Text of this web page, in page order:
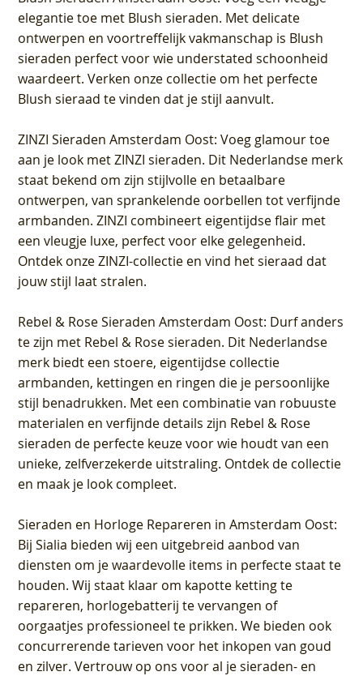
elegantie toe met Blush sieraden. Met delicate
ontwerpen en voortreffelijk vakmanschap is Blush
sieraden perfect voor wie understated schoonheid
waardeert. Verken onze collectie om het perfecte
Blush sieraad te vinden dat je stijl aanvult.
ZINZI Sieraden Amsterdam Oost: Voeg glamour toe
aan je look met ZINZI sieraden. Dit Nederlandse merk
staat bekend om zijn stijlvolle en betaalbare
ontwerpen, van sprankelende oorbellen tot verfijnde
armbanden. ZINZI combineert eigentijdse flair met
een vleugje luxe, perfect voor elke gelegenheid.
Ontdek onze ZINZI-collectie en vind het sieraad dat
jouw stijl laat stralen.
Rebel & Rose Sieraden Amsterdam Oost: Durf anders
te zijn met Rebel & Rose sieraden. Dit Nederlandse
merk biedt een stoere, eigentijdse collectie
armbanden, kettingen en ringen die je persoonlijke
stijl benadrukken. Met een combinatie van robuuste
materialen en verfijnde details zijn Rebel & Rose
sieraden de perfecte keuze voor wie houdt van een
unieke, zelfverzekerde uitstraling. Ontdek de collectie
en maak je look compleet.
Sieraden en Horloge Repareren in Amsterdam Oost:
Bij Sialia bieden wij een uitgebreid aanbod van
diensten om je waardevolle items in perfecte staat te
houden. Wij staat klaar om kapotte ketting te
repareren, horlogebatterij te vervangen of
oorgaatjes professioneel te prikken. We bieden ook
concurrerende tarieven voor het inkopen van goud
en zilver. Vertrouw op ons voor al je sieraden- en